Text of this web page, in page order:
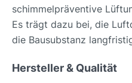
schimmelpräventive
Es trägt dazu bei, die
die Bausubstanz
Hersteller & Qualität